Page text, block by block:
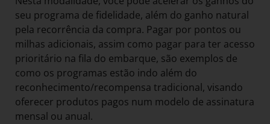
seu programa de fidelidade, além do ganho natural
pela recorrência da compra. Pagar por pontos ou
milhas adicionais, assim como pagar para ter acesso
prioritário na fila do embarque, são exemplos de
como os programas estão indo além do
reconhecimento/recompensa tradicional, visando
oferecer produtos pagos num modelo de assinatura
mensal ou anual.